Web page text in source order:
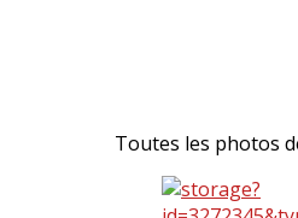
Toutes les photos